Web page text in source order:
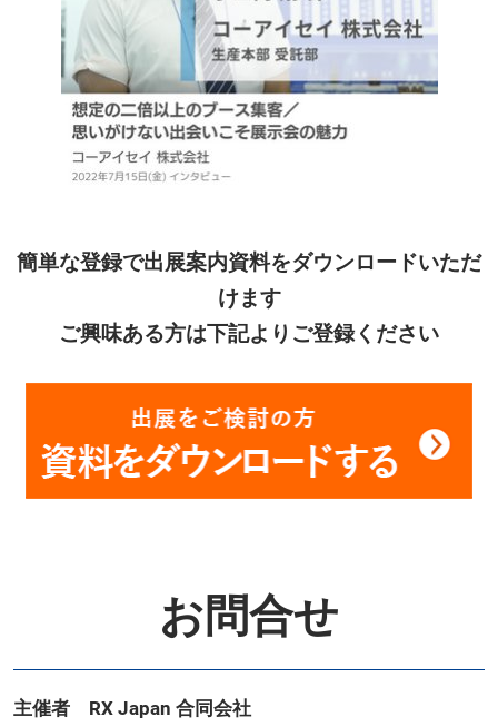
簡単な登録で出展案内資料をダウンロードいただ
けます
ご興味ある方は下記よりご登録ください
お問合せ
主催者 RX Japan 合同会社